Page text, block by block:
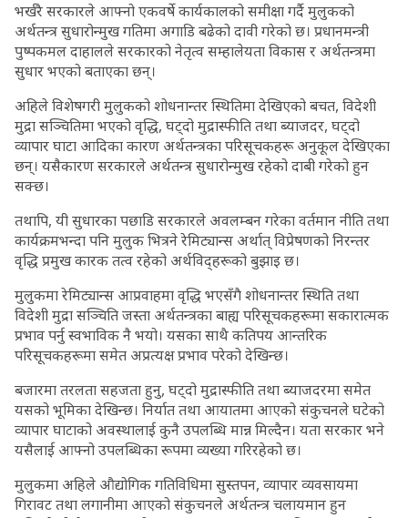
भर्खरै सरकारले आफ्नो एकवर्षे कार्यकालको समीक्षा गर्दै मुलुकको
अर्थतन्त्र सुधारोन्मुख गतिमा अगाडि बढेको दावी गरेको छ। प्रधानमन्त्री
पुष्पकमल दाहालले सरकारको नेतृत्व सम्हालेयता विकास र अर्थतन्त्रमा
सुधार भएको बताएका छन्।
अहिले विशेषगरी मुलुकको शोधनान्तर स्थितिमा देखिएको बचत, विदेशी
मुद्रा सञ्चितिमा भएको वृद्धि, घट्दो मुद्रास्फीति तथा ब्याजदर, घट्दो
व्यापार घाटा आदिका कारण अर्थतन्त्रका परिसूचकहरू अनुकूल देखिएका
छन्। यसैकारण सरकारले अर्थतन्त्र सुधारोन्मुख रहेको दाबी गरेको हुन
सक्छ।
तथापि, यी सुधारका पछाडि सरकारले अवलम्बन गरेका वर्तमान नीति तथा
कार्यक्रमभन्दा पनि मुलुक भित्रने रेमिट्यान्स अर्थात् विप्रेषणको निरन्तर
वृद्धि प्रमुख कारक तत्व रहेको अर्थविद्हरूको बुझाइ छ।
मुलुकमा रेमिट्यान्स आप्रवाहमा वृद्धि भएसँगै शोधनान्तर स्थिति तथा
विदेशी मुद्रा सञ्चिति जस्ता अर्थतन्त्रका बाह्य परिसूचकहरूमा सकारात्मक
प्रभाव पर्नु स्वभाविक नै भयो। यसका साथै कतिपय आन्तरिक
परिसूचकहरूमा समेत अप्रत्यक्ष प्रभाव परेको देखिन्छ।
बजारमा तरलता सहजता हुनु, घट्दो मुद्रास्फीति तथा ब्याजदरमा समेत
यसको भूमिका देखिन्छ। निर्यात तथा आयातमा आएको संकुचनले घटेको
व्यापार घाटाको अवस्थालाई कुनै उपलब्धि मान्न मिल्दैन। यता सरकार भने
यसैलाई आफ्नो उपलब्धिका रूपमा व्यख्या गरिरहेको छ।
मुलुकमा अहिले औद्योगिक गतिविधिमा सुस्तपन, व्यापार व्यवसायमा
गिरावट तथा लगानीमा आएको संकुचनले अर्थतन्त्र चलायमान हुन